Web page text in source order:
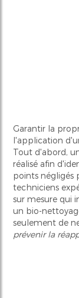
Garantir la
l'application
Tout d'abord,
réalisé afin
points négligés
techniciens
sur mesure qui
un bio-
seulement de
prévenir la